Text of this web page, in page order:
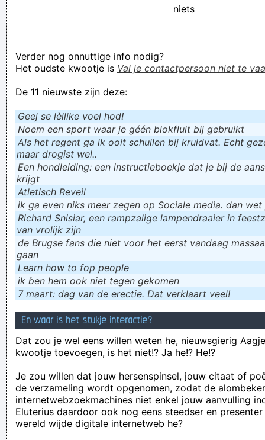
niets
Verder nog onnuttige info nodig?
Het oudste kwootje is Val je contactpersoon niet te
De 11 nieuwste zijn deze:
Geej se lèllike voel hod!
Noem een sport waar je géén blokfluit bij gebruikt
Als het regent ga ik ooit schuilen bij kruidvat. Echt
maar drogist wel..
Een hondleiding: een instructieboekje dat je bij de
krijgt
Atletisch Reveil
ik ga even niks meer zegen op Sociale media. dan
Richard Snisiar, een rampzalige lampendraaier in
van vrolijk zijn
de Brugse fans die niet voor het eerst vandaag
gaan
Learn how to fop people
ik ɓen hem ook niet tegen gekomen
7 maart: dag van de erectie. Dat verklaart veel!
En waar is het stukje interactie?
Dat zou je wel eens willen weten he, nieuwsgierig
kwootje toevoegen, is het niet!? Ja he!? He!?
Je zou willen dat jouw hersenspinsel, jouw citaat of
de verzameling wordt opgenomen, zodat de
internetwebzoekmachines niet enkel jouw aanvulling
Eluterius daardoor ook nog eens steedser en
wereld wijde digitale internetweb he?